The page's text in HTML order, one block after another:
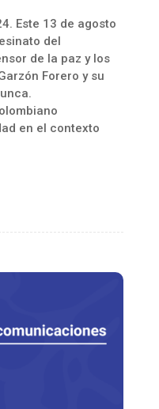
Este 13 de agosto
del
de la paz y los
Forero y su
en el contexto